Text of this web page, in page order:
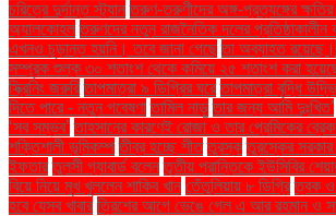
চরিত্রে দুর্দান্ত স্ট্যান তরুণ-তরুণীদের অঙ্গ-প্রত্যঙ্গের
অ্যালকোহল তরুণদের নতুন রাজনৈতিক দলের প্রতিষ্ঠাকালীন
এখনও চূড়ান্ত হয়নি। তবে জানা গেছে তা অব্যাহত রয়েছে।
সম্পূরক শুল্ক ৩০ শতাংশ থেকে কমিয়ে ২৫ শতাংশ করা
স্ক্রিনিং জরুরি তাপমাত্রা ৯ ডিগ্রির ঘরে তাপমাত্রা বৃদ্ধি
দিতে পারে - নতুন গবেষণা তামিল নাড়ু তার জন্য আমি দুঃখিত'
‘সব সম্ভব’ তাহসানের কারণেই রোজা ও তার প্রেমিকের
শক্তিশালী ভূমিকম্প তীব্র হচ্ছে শীত তুরস্ক তুরস্কের
ইফতার তুলসী গ্যাবার্ড বলেন তৃতীয় প্রান্তিকে ইউসিবির
বিয়ে নিয়ে মুখ খুললেন শাকিব খান তেঁতুলিয়ায় ৮ ডিগ্রি ত্বক ও
হবে যেসব খাবার ত্রিশের আগে ভেঙে গেল এ আর রহমান ও